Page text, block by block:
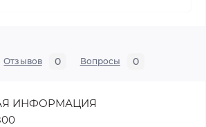
Отзывов 0 Вопросы 0
ИНФОРМАЦИЯ